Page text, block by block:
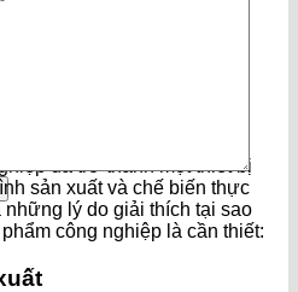
và báo giá
máy sấy thực
đã trở thành một thiết bị
sản xuất và chế biến thực
lý do giải thích tại sao
công nghiệp là cần thiết: